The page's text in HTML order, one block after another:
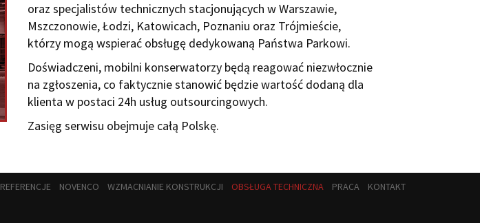
oraz specjalistów technicznych stacjonujących w Warszawie,
Mszczonowie, Łodzi, Katowicach, Poznaniu oraz Trójmieście,
którzy mogą wspierać obsługę dedykowaną Państwa Parkowi.
Doświadczeni, mobilni konserwatorzy będą reagować niezwłocznie
na zgłoszenia, co faktycznie stanowić będzie wartość dodaną dla
klienta w postaci 24h usług outsourcingowych.
Zasięg serwisu obejmuje całą Polskę.
REFERENCJE NOVENCO WZMACNIANIE KONSTRUKCJI OBSŁUGA TECHNICZNA PRACA KONTAKT